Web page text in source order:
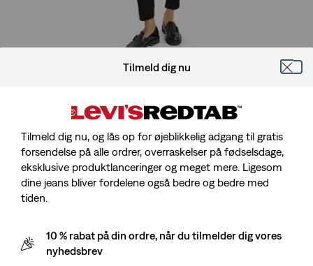
Modellen er 175 cm/5'9", Talje 61 cm/24", Iført en størrelse 25 x
712™ Slanke Jeans Med Kantning Og Lomme
is
Was
Gratis forsendelsefor Red Tab™-medlemmer
Tilmeld dig nu
Tilmeld dig nu, og lås op for øjeblikkelig adgang til gratis
forsendelse på alle ordrer, overraskelser på fødselsdage,
eksklusive produktlanceringer og meget mere. Ligesom
dine jeans bliver fordelene også bedre og bedre med
tiden.
10 % rabat på din ordre, når du tilmelder dig vores
nyhedsbrev